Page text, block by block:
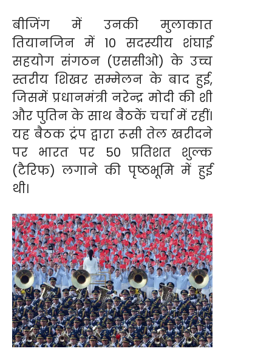
बीजिंग में उनकी मुलाकात
तियानजिन में 10 सदस्यीय शंघाई
सहयोग संगठन (एससीओ) के उच्च
स्तरीय शिखर सम्मेलन के बाद हुई,
जिसमें प्रधानमंत्री नरेन्द्र मोदी की शी
और पुतिन के साथ बैठकें चर्चा में रहीं।
यह बैठक ट्रंप द्वारा रूसी तेल खरीदने
पर भारत पर 50 प्रतिशत शुल्क
(टैरिफ) लगाने की पृष्ठभूमि में हुई
थी।